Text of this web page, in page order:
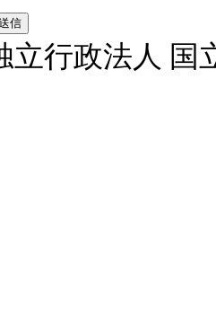
立行政法人 国